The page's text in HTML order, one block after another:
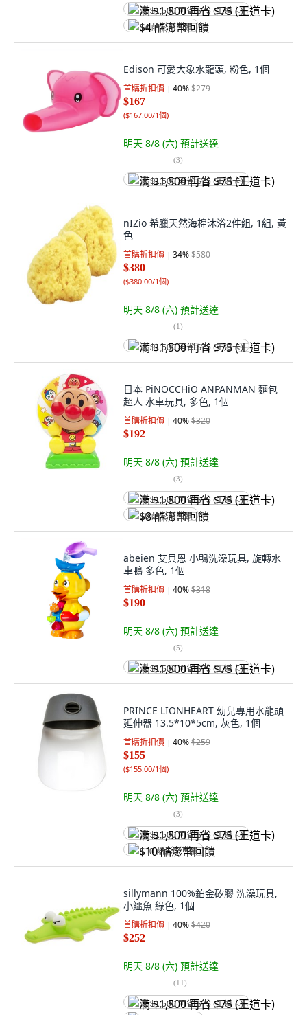
满 $1,500 再省 $75 (王道卡)
$4 酷澎幣回饋
Edison 可愛大象水龍頭, 粉色, 1個
首購折扣價 40%$279
$167
($167.00/1個)
明天 8/8 (六) 預計送達
(3)
满 $1,500 再省 $75 (王道卡)
nIZio 希臘天然海棉沐浴2件組, 1組, 黃
色
首購折扣價 34%$580
$380
($380.00/1個)
明天 8/8 (六) 預計送達
(1)
满 $1,500 再省 $75 (王道卡)
日本 PiNOCCHiO ANPANMAN 麵包
超人 水車玩具, 多色, 1個
首購折扣價 40%$320
$192
明天 8/8 (六) 預計送達
(3)
满 $1,500 再省 $75 (王道卡)
$8 酷澎幣回饋
abeien 艾貝恩 小鴨洗澡玩具, 旋轉水
車鴨 多色, 1個
首購折扣價 40%$318
$190
明天 8/8 (六) 預計送達
(5)
满 $1,500 再省 $75 (王道卡)
PRINCE LIONHEART 幼兒專用水龍頭
延伸器 13.5*10*5cm, 灰色, 1個
首購折扣價 40%$259
$155
($155.00/1個)
明天 8/8 (六) 預計送達
(3)
满 $1,500 再省 $75 (王道卡)
$10 酷澎幣回饋
sillymann 100%鉑金矽膠 洗澡玩具,
小鱷魚 綠色, 1個
首購折扣價 40%$420
$252
明天 8/8 (六) 預計送達
(11)
满 $1,500 再省 $75 (王道卡)